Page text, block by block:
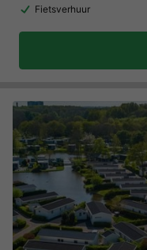
Fietsverhuur